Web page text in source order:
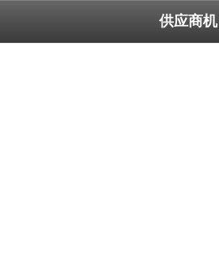
供应商机